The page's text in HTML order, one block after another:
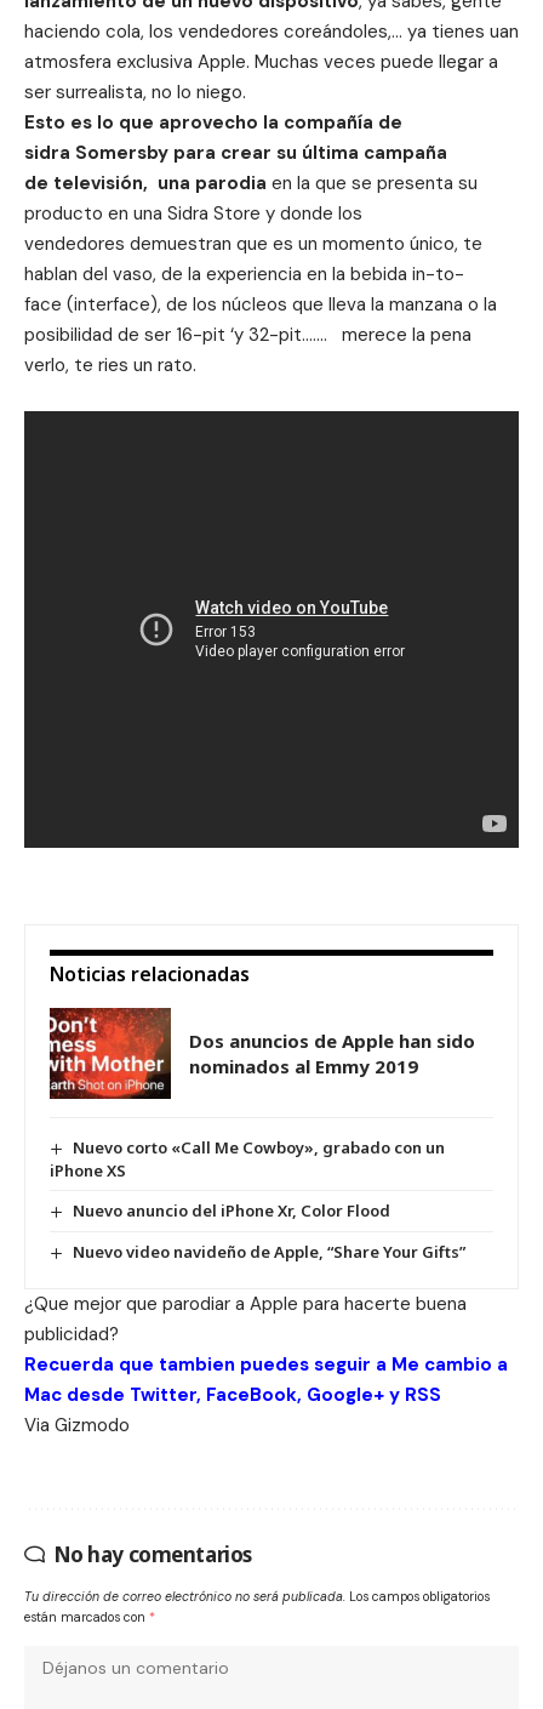
haciendo cola, los vendedores coreándoles,… ya tienes uan
atmosfera exclusiva Apple. Muchas veces puede llegar a
ser surrealista, no lo niego.
Esto es lo que aprovecho la compañía de
sidra Somersby para crear su última campaña
de televisión, una parodia en la que se presenta su
producto en una Sidra Store y donde los
vendedores demuestran que es un momento único, te
hablan del vaso, de la experiencia en la bebida in-to-
face (interface), de los núcleos que lleva la manzana o la
posibilidad de ser 16-pit ‘y 32-pit……. merece la pena
verlo, te ries un rato.
Noticias relacionadas
Dos anuncios de Apple han sido
nominados al Emmy 2019
Nuevo corto «Call Me Cowboy», grabado con un
iPhone XS
Nuevo anuncio del iPhone Xr, Color Flood
Nuevo video navideño de Apple, “Share Your Gifts”
¿Que mejor que parodiar a Apple para hacerte buena
publicidad?
Recuerda que tambien puedes seguir a Me cambio a
Mac desde Twitter, FaceBook, Google+ y RSS
Via Gizmodo
No hay comentarios
Tu dirección de correo electrónico no será publicada. Los campos obligatorios
están marcados con *